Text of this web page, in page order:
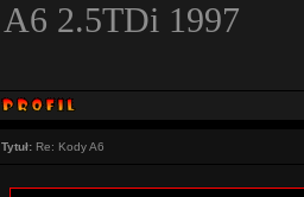
A6 2.5TDi 1997
Tytuł: Re: Kody A6